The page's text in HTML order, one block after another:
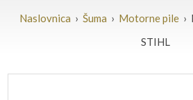
Naslovnica › Šuma › Motorne pile›
STIHL